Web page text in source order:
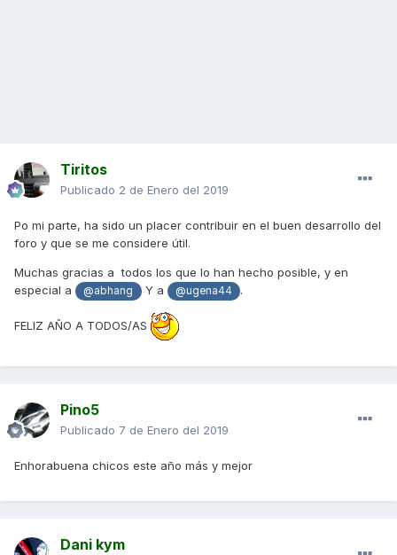
Tiritos
Publicado 2 de Enero del 2019
Po mi parte, ha sido un placer contribuir en el buen desarrollo del
foro y que se me considere útil.
Muchas gracias a todos los que lo han hecho posible, y en
especial a
@abhang Y a @ugena44 .
FELIZ AÑO A TODOS/AS
Pino5
Publicado 7 de Enero del 2019
Enhorabuena chicos este año más y mejor
Dani kym